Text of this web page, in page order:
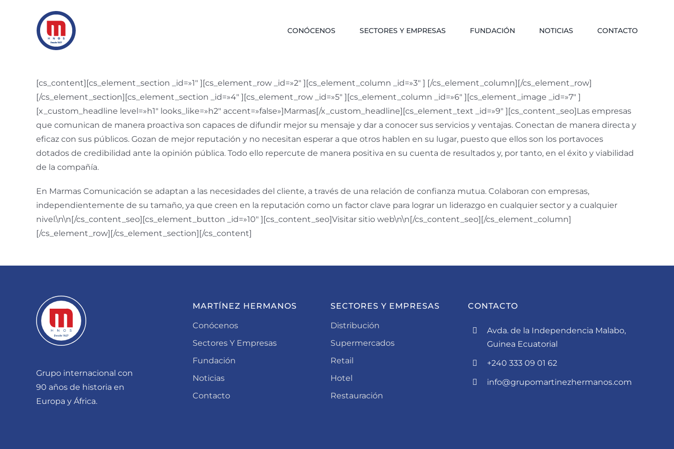
contenido
CONÓCENOS SECTORES Y EMPRESAS FUNDACIÓN NOTICIAS CONTACTO
[cs_content][cs_element_section _id=»1″ ][cs_element_row _id=»2″ ][cs_element_column _id=»3″ ] [/cs_element_column][/cs_element_row]
[/cs_element_section][cs_element_section _id=»4″ ][cs_element_row _id=»5″ ][cs_element_column _id=»6″ ][cs_element_image _id=»7″ ]
[x_custom_headline level=»h1″ looks_like=»h2″ accent=»false»]Marmas[/x_custom_headline][cs_element_text _id=»9″ ][cs_content_seo]Las empresas
que comunican de manera proactiva son capaces de difundir mejor su mensaje y dar a conocer sus servicios y ventajas. Conectan de manera directa y
eficaz con sus públicos. Gozan de mejor reputación y no necesitan esperar a que otros hablen en su lugar, puesto que ellos son los portavoces
dotados de credibilidad ante la opinión pública. Todo ello repercute de manera positiva en su cuenta de resultados y, por tanto, en el éxito y viabilidad
de la compañía.
En Marmas Comunicación se adaptan a las necesidades del cliente, a través de una relación de confianza mutua. Colaboran con empresas,
independientemente de su tamaño, ya que creen en la reputación como un factor clave para lograr un liderazgo en cualquier sector y a cualquier
nivel.\n\n[/cs_content_seo][cs_element_button _id=»10″ ][cs_content_seo]Visitar sitio web\n\n[/cs_content_seo][/cs_element_column]
[/cs_element_row][/cs_element_section][/cs_content]
Grupo internacional con
90 años de historia en
Europa y África.
MARTÍNEZ HERMANOS
Conócenos
Sectores Y Empresas
Fundación
Noticias
Contacto
SECTORES Y EMPRESAS
Distribución
Supermercados
Retail
Hotel
Restauración
CONTACTO
Avda. de la Independencia Malabo,
Guinea Ecuatorial
+240 333 09 01 62
info@grupomartinezhermanos.com